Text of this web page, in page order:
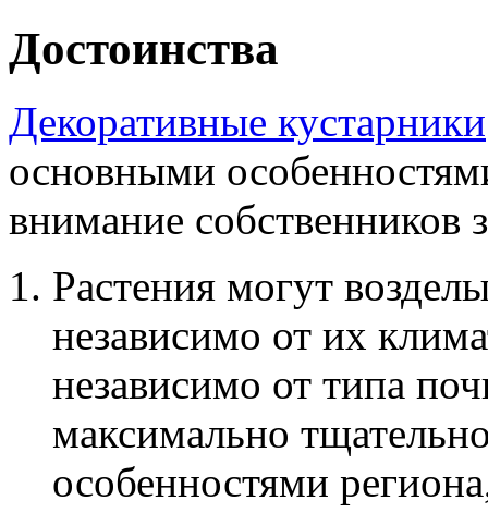
Достоинства
Декоративные кустарники
основными
внимание собственников
Растения могут
независимо от их
независимо от типа
максимально
особенностями